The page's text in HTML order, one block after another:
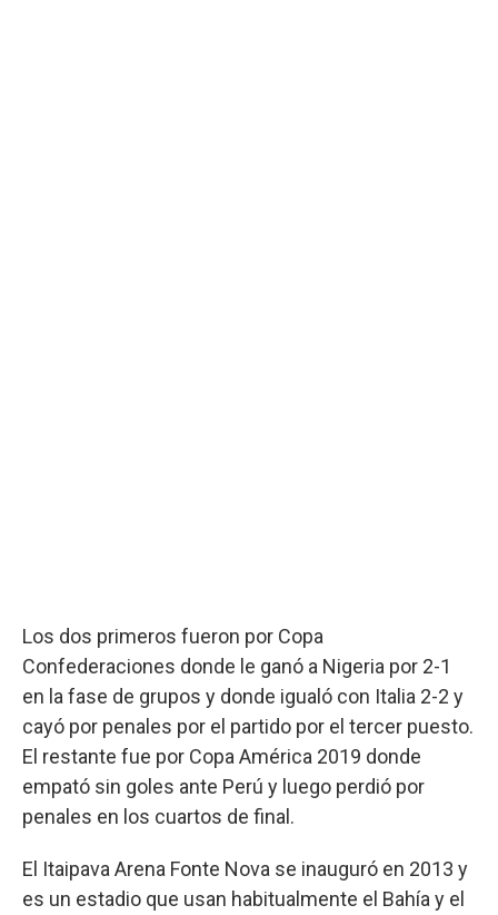
Los dos primeros fueron por Copa
Confederaciones donde le ganó a Nigeria por 2-1
en la fase de grupos y donde igualó con Italia 2-2 y
cayó por penales por el partido por el tercer puesto.
El restante fue por Copa América 2019 donde
empató sin goles ante Perú y luego perdió por
penales en los cuartos de final.
El Itaipava Arena Fonte Nova se inauguró en 2013 y
es un estadio que usan habitualmente el Bahía y el